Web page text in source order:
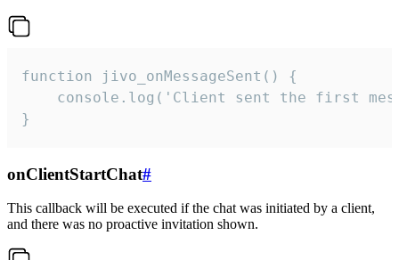
function jivo_onMessageSent() {
console.log('Client sent the first
}
onClientStartChat#
This callback will be executed if the chat was initiated by a client,
and there was no proactive invitation shown.